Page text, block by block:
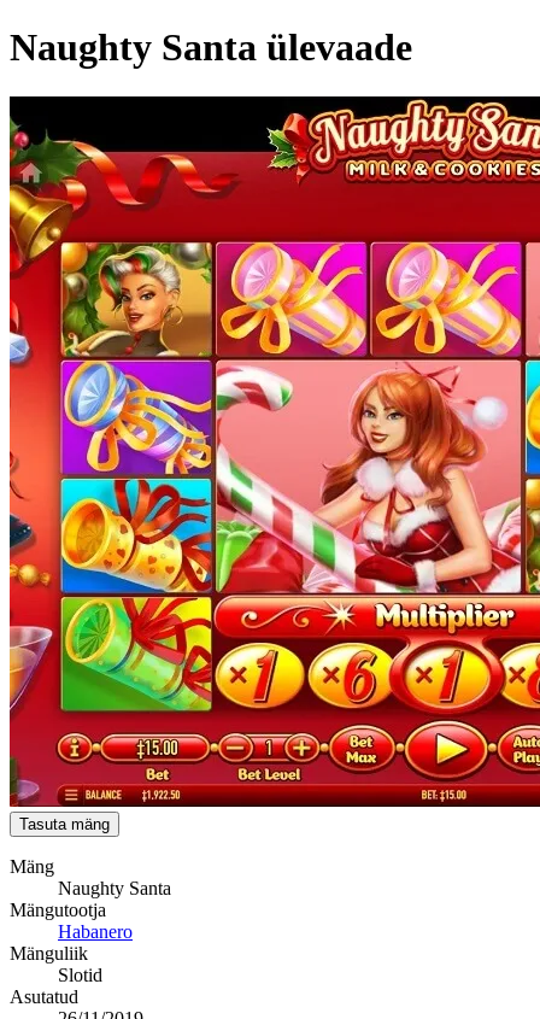
Naughty Santa ülevaade
Tasuta mäng
Mäng
Naughty Santa
Mängutootja
Habanero
Mänguliik
Slotid
Asutatud